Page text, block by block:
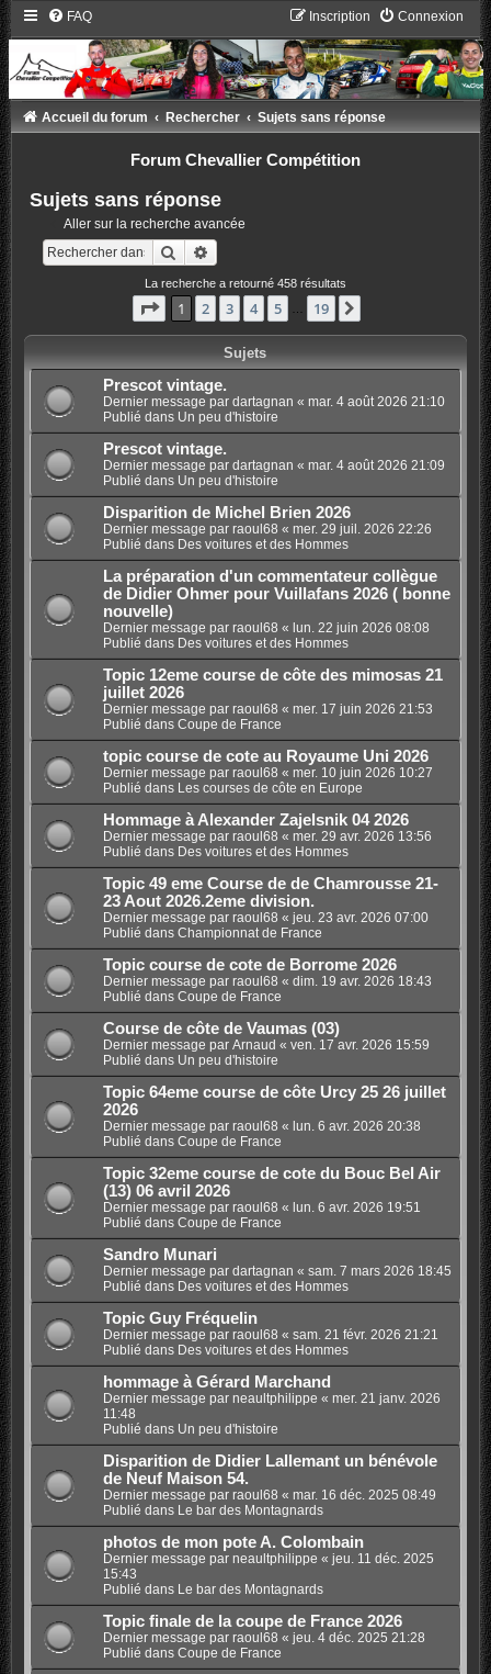
FAQ Connexion
Inscription
Accueil du forum Rechercher Sujets sans réponse
Forum Chevallier Compétition
Sujets sans réponse
Aller sur la recherche avancée
Rechercher
La recherche a retourné 458 résultats
Page 1sur19
1 2 3 4 5 19
Sujets
Prescot vintage.
Dernier message par dartagnan « mar. 4 août 2026 21:10
Publié dans Un peu d'histoire
Prescot vintage.
Dernier message par dartagnan « mar. 4 août 2026 21:09
Publié dans Un peu d'histoire
Disparition de Michel Brien 2026
Dernier message par raoul68 « mer. 29 juil. 2026 22:26
Publié dans Des voitures et des Hommes
La préparation d'un commentateur collègue
de Didier Ohmer pour Vuillafans 2026 ( bonne
nouvelle)
Dernier message par raoul68 « lun. 22 juin 2026 08:08
Publié dans Des voitures et des Hommes
Topic 12eme course de côte des mimosas 21
juillet 2026
Dernier message par raoul68 « mer. 17 juin 2026 21:53
Publié dans Coupe de France
topic course de cote au Royaume Uni 2026
Dernier message par raoul68 « mer. 10 juin 2026 10:27
Publié dans Les courses de côte en Europe
Hommage à Alexander Zajelsnik 04 2026
Dernier message par raoul68 « mer. 29 avr. 2026 13:56
Publié dans Des voitures et des Hommes
Topic 49 eme Course de de Chamrousse 21-
23 Aout 2026.2eme division.
Dernier message par raoul68 « jeu. 23 avr. 2026 07:00
Publié dans Championnat de France
Topic course de cote de Borrome 2026
Dernier message par raoul68 « dim. 19 avr. 2026 18:43
Publié dans Coupe de France
Course de côte de Vaumas (03)
Dernier message par Arnaud « ven. 17 avr. 2026 15:59
Publié dans Un peu d'histoire
Topic 64eme course de côte Urcy 25 26 juillet
2026
Dernier message par raoul68 « lun. 6 avr. 2026 20:38
Publié dans Coupe de France
Topic 32eme course de cote du Bouc Bel Air
(13) 06 avril 2026
Dernier message par raoul68 « lun. 6 avr. 2026 19:51
Publié dans Coupe de France
Sandro Munari
Dernier message par dartagnan « sam. 7 mars 2026 18:45
Publié dans Des voitures et des Hommes
Topic Guy Fréquelin
Dernier message par raoul68 « sam. 21 févr. 2026 21:21
Publié dans Des voitures et des Hommes
hommage à Gérard Marchand
Dernier message par neaultphilippe « mer. 21 janv. 2026
11:48
Publié dans Un peu d'histoire
Disparition de Didier Lallemant un bénévole
de Neuf Maison 54.
Dernier message par raoul68 « mar. 16 déc. 2025 08:49
Publié dans Le bar des Montagnards
photos de mon pote A. Colombain
Dernier message par neaultphilippe « jeu. 11 déc. 2025
15:43
Publié dans Le bar des Montagnards
Topic finale de la coupe de France 2026
Dernier message par raoul68 « jeu. 4 déc. 2025 21:28
Publié dans Coupe de France